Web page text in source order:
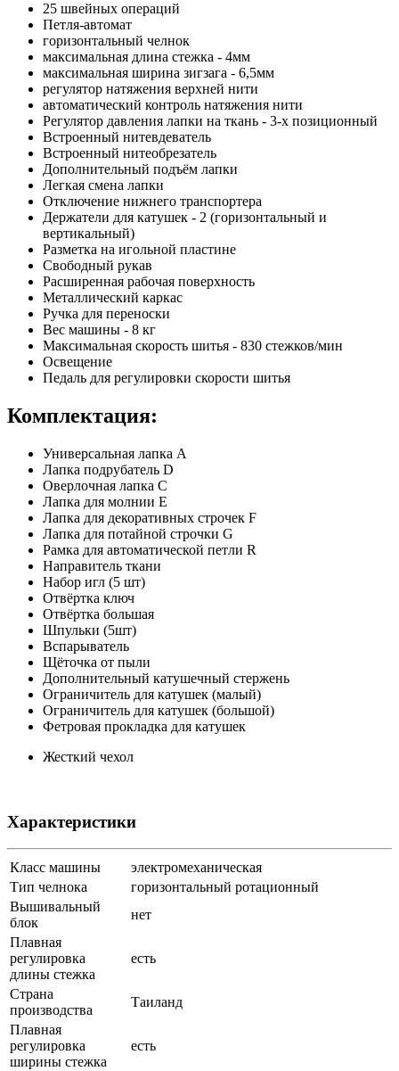
25 швейных операций
Петля-автомат
горизонтальный челнок
максимальная длина стежка - 4мм
максимальная ширина зигзага - 6,5мм
регулятор натяжения верхней нити
автоматический контроль натяжения нити
Регулятор давления лапки на ткань - 3-х позиционный
Встроенный нитевдеватель
Встроенный нитеобрезатель
Дополнительный подъём лапки
Легкая смена лапки
Отключение нижнего транспортера
Держатели для катушек - 2 (горизонтальный и
вертикальный)
Разметка на игольной пластине
Свободный рукав
Расширенная рабочая поверхность
Металлический каркас
Ручка для переноски
Вес машины - 8 кг
Максимальная скорость шитья - 830 стежков/мин
Освещение
Педаль для регулировки скорости шитья
Комплектация:
Универсальная лапка А
Лапка подрубатель D
Оверлочная лапка С
Лапка для молнии E
Лапка для декоративных строчек F
Лапка для потайной строчки G
Рамка для автоматической петли R
Направитель ткани
Набор игл (5 шт)
Отвёртка ключ
Отвёртка большая
Шпульки (5шт)
Вспарыватель
Щёточка от пыли
Дополнительный катушечный стержень
Ограничитель для катушек (малый)
Ограничитель для катушек (большой)
Фетровая прокладка для катушек
Жесткий чехол
Характеристики
Класс машины
электромеханическая
Тип челнока
горизонтальный ротационный
Вышивальный
блок
нет
Плавная
регулировка
длины стежка
есть
Страна
производства
Таиланд
Плавная
регулировка
ширины стежка
есть